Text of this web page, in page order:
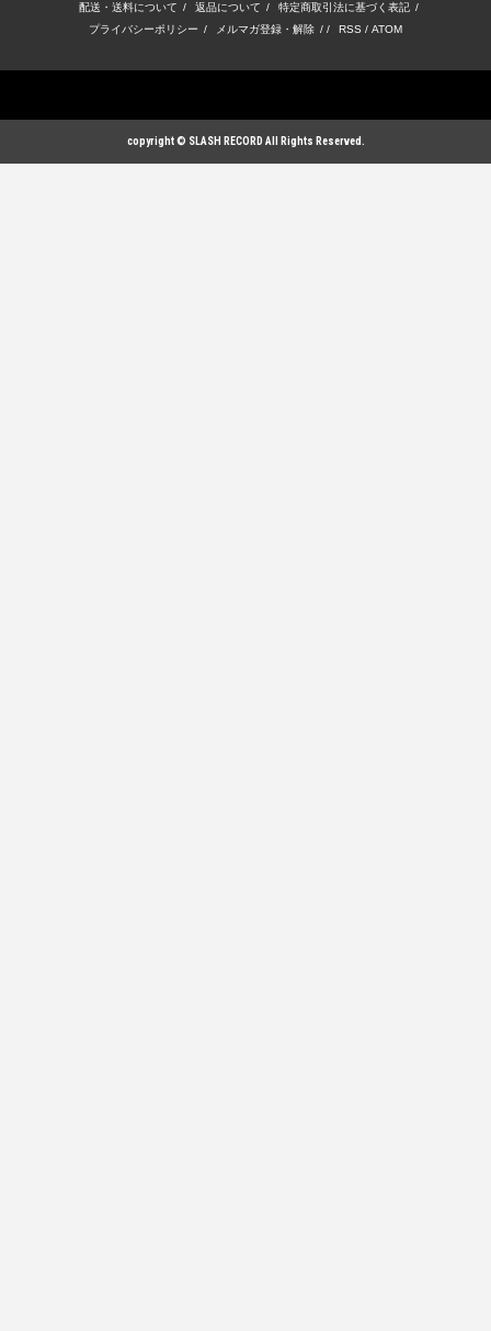
配送・送料について / 返品について / 特定商取引法に基づく表記 /
プライバシーポリシー / メルマガ登録・解除 / / RSS / ATOM
copyright © SLASH RECORD All Rights Reserved.